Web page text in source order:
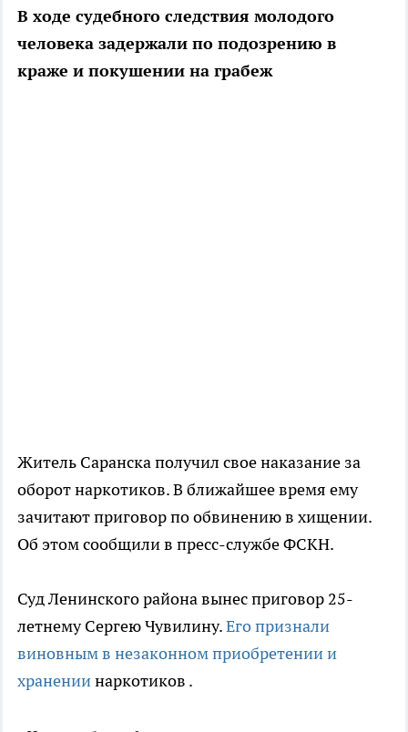
В ходе судебного следствия молодого
человека задержали по подозрению в
краже и покушении на грабеж
Житель Саранска получил свое наказание за
оборот наркотиков. В ближайшее время ему
зачитают приговор по обвинению в хищении.
Об этом сообщили в пресс-службе ФСКН.
Суд Ленинского района вынес приговор 25-
летнему Сергею Чувилину.Его признали
виновным в незаконном приобретении и
хранениинаркотиков .